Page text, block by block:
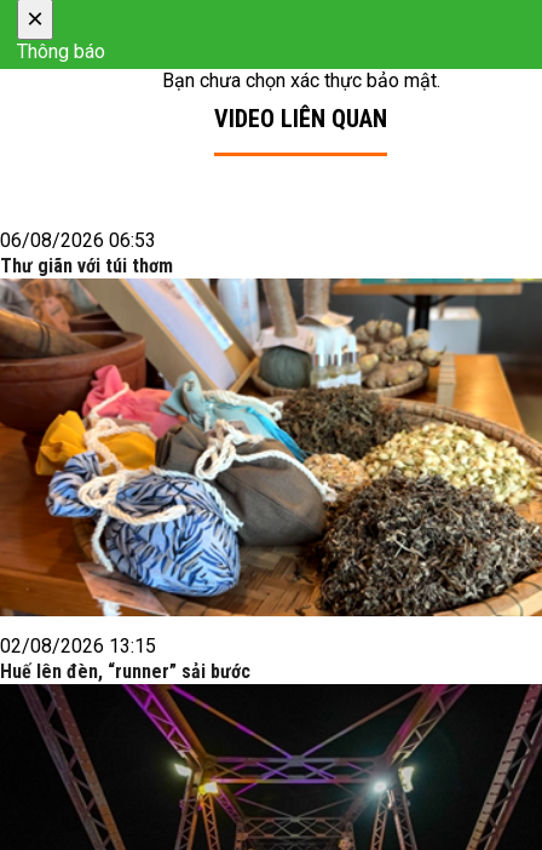
×
Thông báo
Bạn chưa chọn xác thực bảo mật.
VIDEO LIÊN QUAN
06/08/2026 06:53
Thư giãn với túi thơm
02/08/2026 13:15
Huế lên đèn, “runner” sải bước